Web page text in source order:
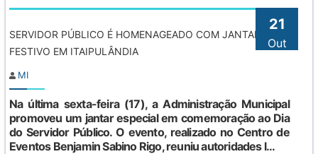
21
Out
SERVIDOR PÚBLICO É HOMENAGEADO COM JANTAR
FESTIVO EM ITAIPULÂNDIA
MI
Na última sexta-feira (17), a Administração Municipal
promoveu um jantar especial em comemoração ao Dia
do Servidor Público. O evento, realizado no Centro de
Eventos Benjamin Sabino Rigo, reuniu autoridades l...